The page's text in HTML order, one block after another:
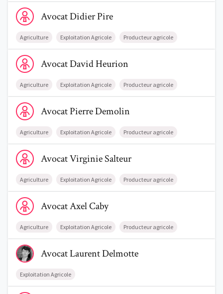
Voir le profil de AvocatDidier Pire
AvocatDidierPire
Agriculture Exploitation Agricole Producteur agricole
Voir le profil de AvocatDavid Heurion
AvocatDavidHeurion
Agriculture Exploitation Agricole Producteur agricole
Voir le profil de AvocatPierre Demolin
AvocatPierreDemolin
Agriculture Exploitation Agricole Producteur agricole
Voir le profil de AvocatVirginie Salteur
AvocatVirginieSalteur
Agriculture Exploitation Agricole Producteur agricole
Voir le profil de AvocatAxel Caby
AvocatAxelCaby
Agriculture Exploitation Agricole Producteur agricole
Voir le profil de AvocatLaurent Delmotte
AvocatLaurentDelmotte
Exploitation Agricole
Voir le profil de AvocatChristian Franck